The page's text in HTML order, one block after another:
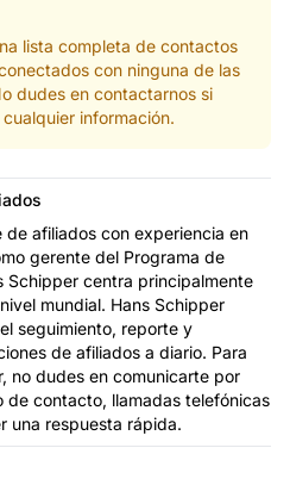
lista completa de contactos
con ninguna de las
dudes en contactarnos si
información.
de afiliados con experiencia en
gerente del Programa de
Schipper centra principalmente
mundial. Hans Schipper
seguimiento, reporte y
de afiliados a diario. Para
no dudes en comunicarte por
de contacto, llamadas telefónicas
una respuesta rápida.